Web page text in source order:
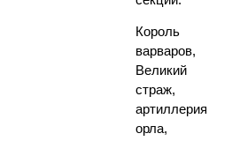
Король
варваров,
Великий
страж,
артиллерия
орла,